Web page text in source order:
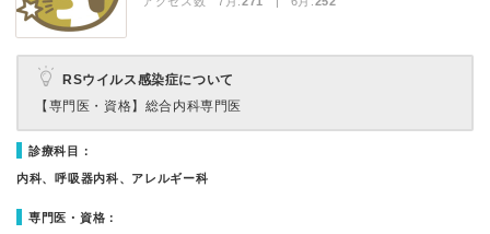
RSウイルス感染症について
【専門医・資格】 総合内科専門医
診療科目：
内科、呼吸器内科、アレルギー科
専門医・資格：